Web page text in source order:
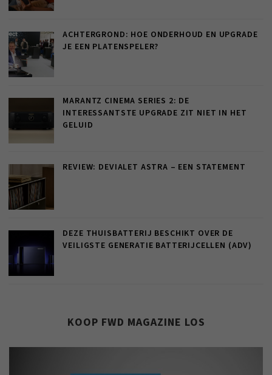
ACHTERGROND: HOE ONDERHOUD EN UPGRADE
JE EEN PLATENSPELER?
MARANTZ CINEMA SERIES 2: DE
INTERESSANTSTE UPGRADE ZIT NIET IN HET
GELUID
REVIEW: DEVIALET ASTRA – EEN STATEMENT
DEZE THUISBATTERIJ BESCHIKT OVER DE
VEILIGSTE GENERATIE BATTERIJCELLEN (ADV)
KOOP FWD MAGAZINE LOS